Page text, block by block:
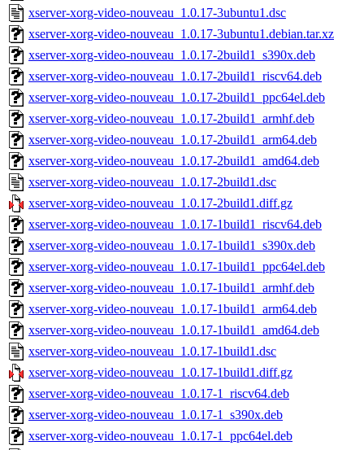
xserver-xorg-video-nouveau_1.0.17-3ubuntu1.dsc
xserver-xorg-video-nouveau_1.0.17-3ubuntu1.debian.tar.xz
xserver-xorg-video-nouveau_1.0.17-2build1_s390x.deb
xserver-xorg-video-nouveau_1.0.17-2build1_riscv64.deb
xserver-xorg-video-nouveau_1.0.17-2build1_ppc64el.deb
xserver-xorg-video-nouveau_1.0.17-2build1_armhf.deb
xserver-xorg-video-nouveau_1.0.17-2build1_arm64.deb
xserver-xorg-video-nouveau_1.0.17-2build1_amd64.deb
xserver-xorg-video-nouveau_1.0.17-2build1.dsc
xserver-xorg-video-nouveau_1.0.17-2build1.diff.gz
xserver-xorg-video-nouveau_1.0.17-1build1_riscv64.deb
xserver-xorg-video-nouveau_1.0.17-1build1_s390x.deb
xserver-xorg-video-nouveau_1.0.17-1build1_ppc64el.deb
xserver-xorg-video-nouveau_1.0.17-1build1_armhf.deb
xserver-xorg-video-nouveau_1.0.17-1build1_arm64.deb
xserver-xorg-video-nouveau_1.0.17-1build1_amd64.deb
xserver-xorg-video-nouveau_1.0.17-1build1.dsc
xserver-xorg-video-nouveau_1.0.17-1build1.diff.gz
xserver-xorg-video-nouveau_1.0.17-1_riscv64.deb
xserver-xorg-video-nouveau_1.0.17-1_s390x.deb
xserver-xorg-video-nouveau_1.0.17-1_ppc64el.deb